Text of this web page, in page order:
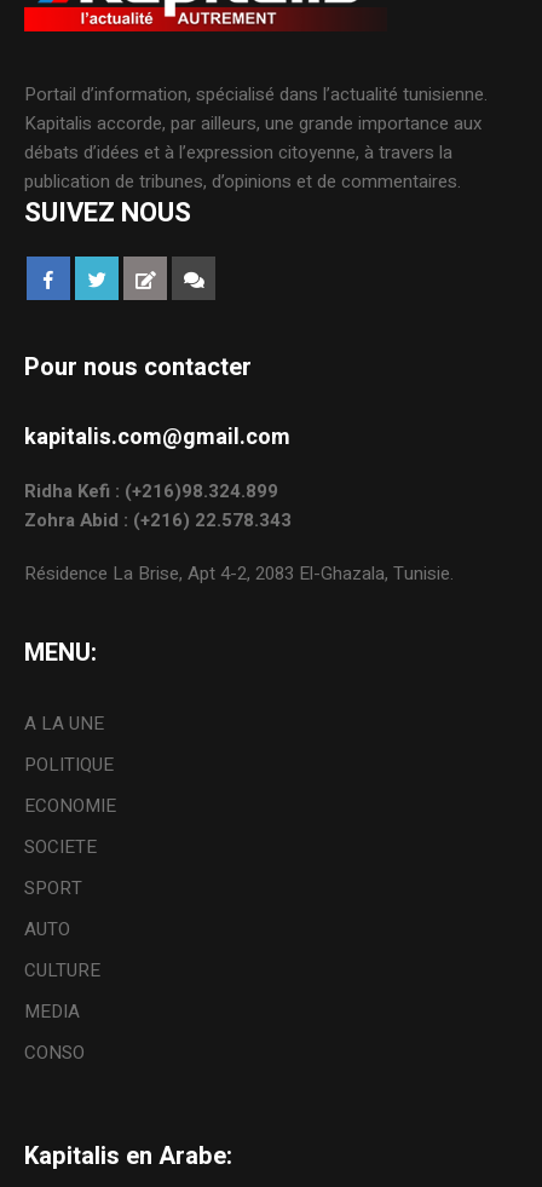
Portail d’information, spécialisé dans l’actualité tunisienne.
Kapitalis accorde, par ailleurs, une grande importance aux
débats d’idées et à l’expression citoyenne, à travers la
publication de tribunes, d’opinions et de commentaires.
SUIVEZ NOUS
Pour nous contacter
kapitalis.com@gmail.com
Ridha Kefi : (+216)98.324.899
Zohra Abid : (+216) 22.578.343
Résidence La Brise, Apt 4-2, 2083 El-Ghazala, Tunisie.
MENU:
A LA UNE
POLITIQUE
ECONOMIE
SOCIETE
SPORT
AUTO
CULTURE
MEDIA
CONSO
Kapitalis en Arabe: